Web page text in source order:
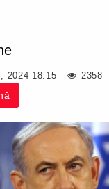
2024 18:15 2358